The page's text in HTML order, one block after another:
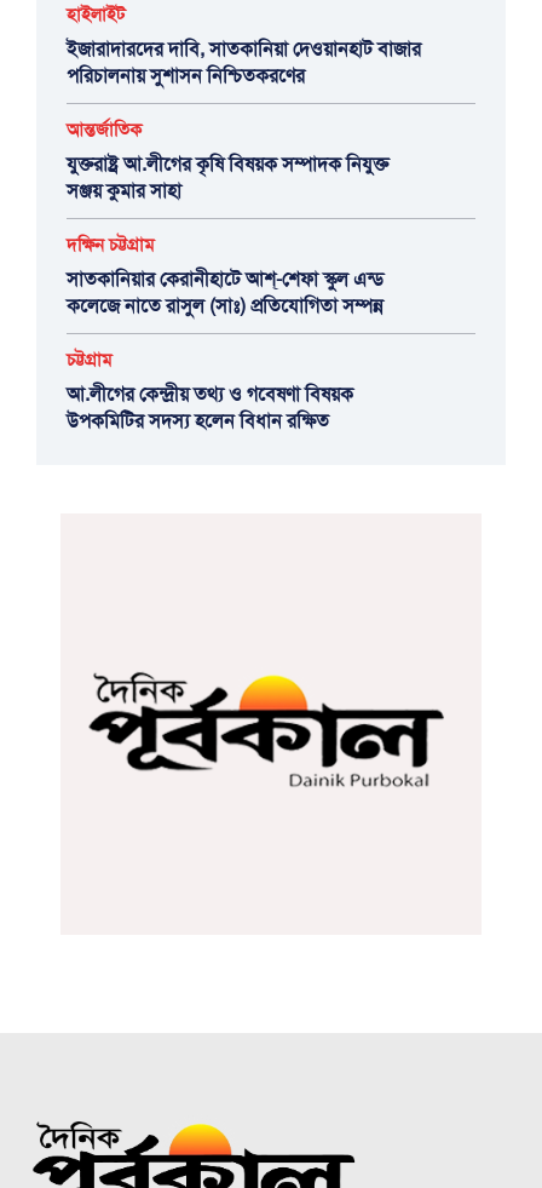
হাইলাইট
ইজারাদারদের দাবি, সাতকানিয়া দেওয়ানহাট বাজার
পরিচালনায় সুশাসন নিশ্চিতকরণের
আন্তর্জাতিক
যুক্তরাষ্ট্র আ.লীগের কৃষি বিষয়ক সম্পাদক নিযুক্ত
সঞ্জয় কুমার সাহা
দক্ষিন চট্টগ্রাম
সাতকানিয়ার কেরানীহাটে আশ্-শেফা স্কুল এন্ড
কলেজে নাতে রাসুল (সাঃ) প্রতিযোগিতা সম্পন্ন
চট্টগ্রাম
আ.লীগের কেন্দ্রীয় তথ্য ও গবেষণা বিষয়ক
উপকমিটির সদস্য হলেন বিধান রক্ষিত